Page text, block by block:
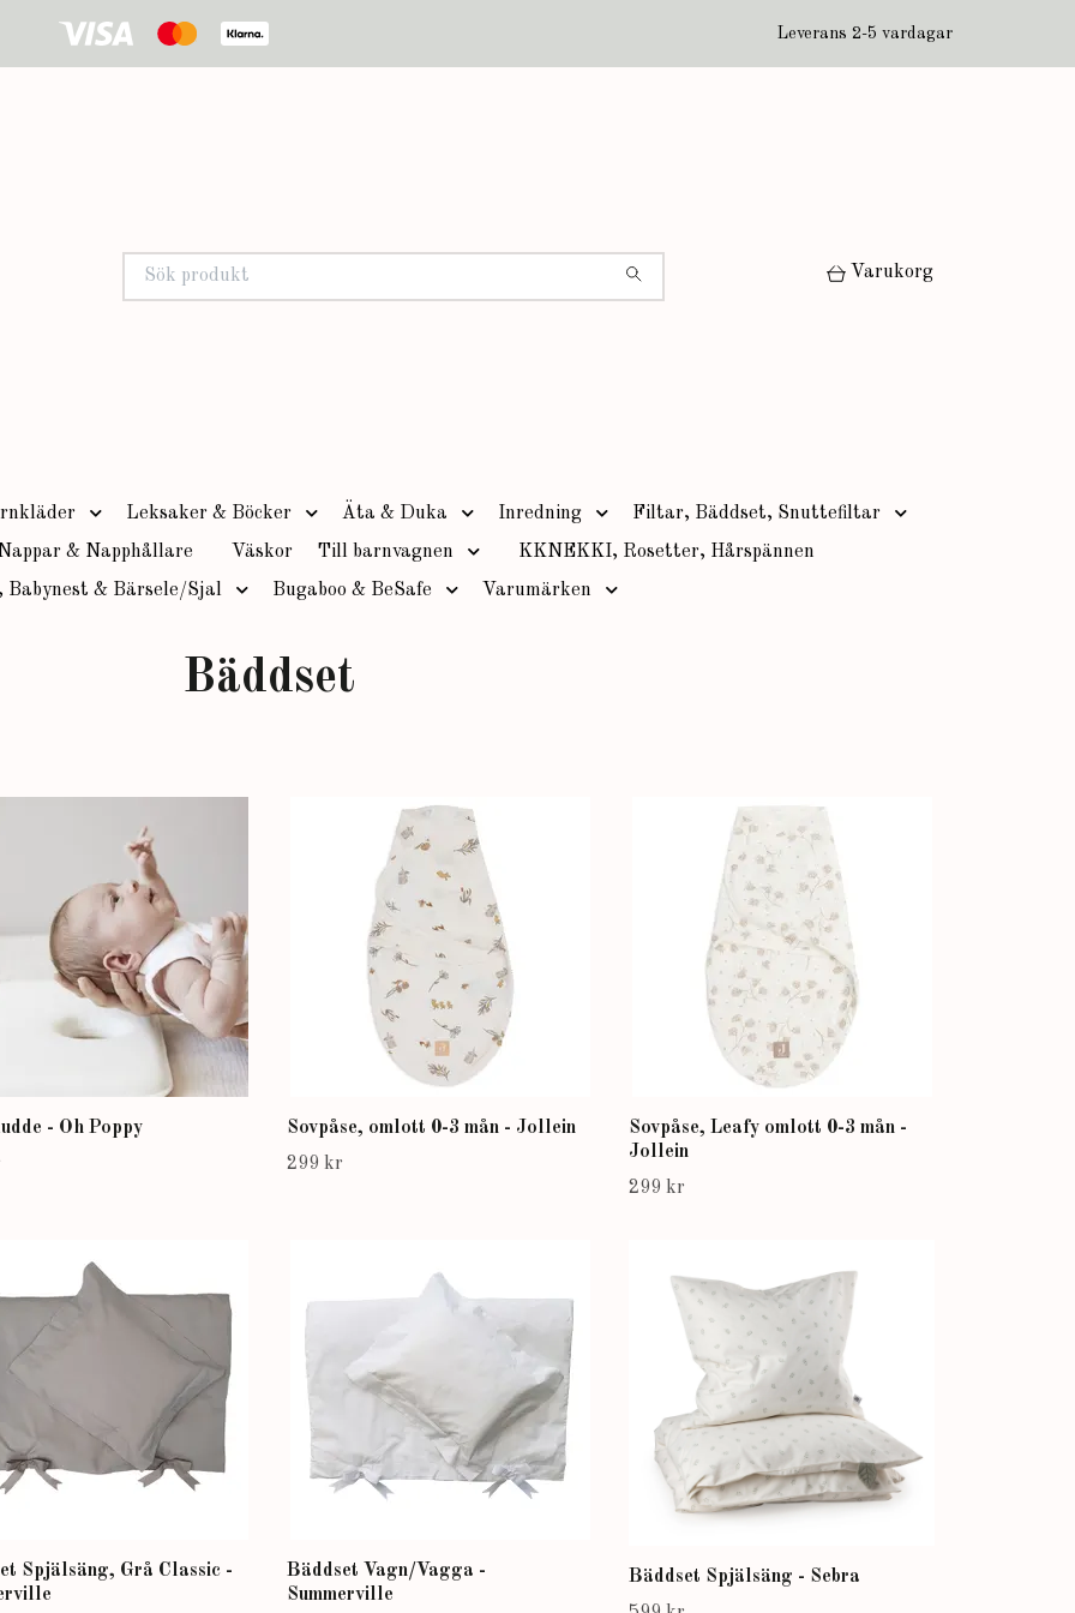
Leverans 2-5 vardagar
Varukorg
Leksaker & Böcker Äta & Duka Inredning
Filtar, Bäddset, Snuttefiltar
& Napphållare
Väskor Till barnvagnen
KKNEKKI, Rosetter, Hårspännen
Babynest & Bärsele/Sjal
Bugaboo & BeSafe Varumärken
Bäddset
- Oh Poppy
Sovpåse, omlott 0-3 mån - Jollein
299 kr
Sovpåse, Leafy omlott 0-3 mån -
Jollein
299 kr
Spjälsäng, Grå Classic -
Bäddset Vagn/Vagga -
Summerville
Bäddset Spjälsäng - Sebra